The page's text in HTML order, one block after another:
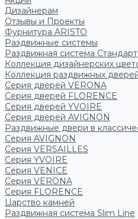
Дизайнерам
Отзывы и Проекты
Фурнитура ARISTO
Раздвижные системы
Раздвижная система Стандарт
Коллекция дизайнерских
Коллекция раздвижных
Серия дверей VERONA
Серия дверей FLORENCE
Серия дверей YVOIRE
Серия дверей AVIGNON
Раздвижные двери в
Серия AVIGNON
Серия VERSAILLES
Серия YVOIRE
Серия VENICE
Серия VERONA
Серия FLORENCE
Царство камней
Раздвижная система Slim Line